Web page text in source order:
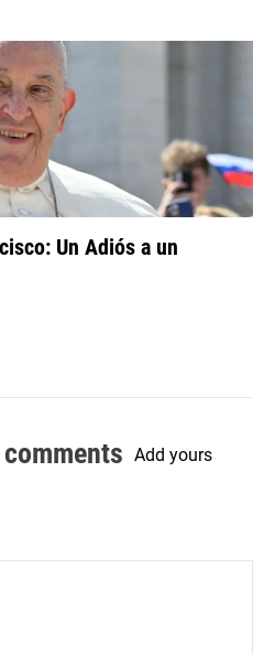
Un Adiós a un
Add yours